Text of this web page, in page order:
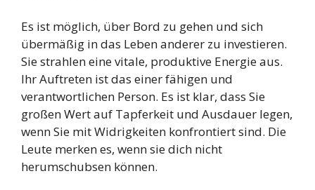
Es ist möglich, über Bord zu gehen und sich
übermäßig in das Leben anderer zu investieren.
Sie strahlen eine vitale, produktive Energie aus.
Ihr Auftreten ist das einer fähigen und
verantwortlichen Person. Es ist klar, dass Sie
großen Wert auf Tapferkeit und Ausdauer legen,
wenn Sie mit Widrigkeiten konfrontiert sind. Die
Leute merken es, wenn sie dich nicht
herumschubsen können.